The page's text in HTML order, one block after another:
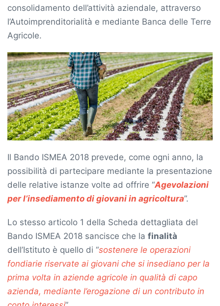
consolidamento dell’attività aziendale, attraverso
l’Autoimprenditorialità e mediante Banca delle Terre
Agricole.
Il Bando ISMEA 2018 prevede, come ogni anno, la
possibilità di partecipare mediante la presentazione
delle relative istanze volte ad offrire “Agevolazioni
per l’insediamento di giovani in agricoltura”.
Lo stesso articolo 1 della Scheda dettagliata del
Bando ISMEA 2018 sancisce che la finalità
dell’Istituto è quello di “sostenere le operazioni
fondiarie riservate ai giovani che si insediano per la
prima volta in aziende agricole in qualità di capo
azienda, mediante l’erogazione di un contributo in